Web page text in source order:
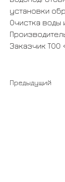
установки
Очистка воды
Заказчик ТОО
Предыдущий